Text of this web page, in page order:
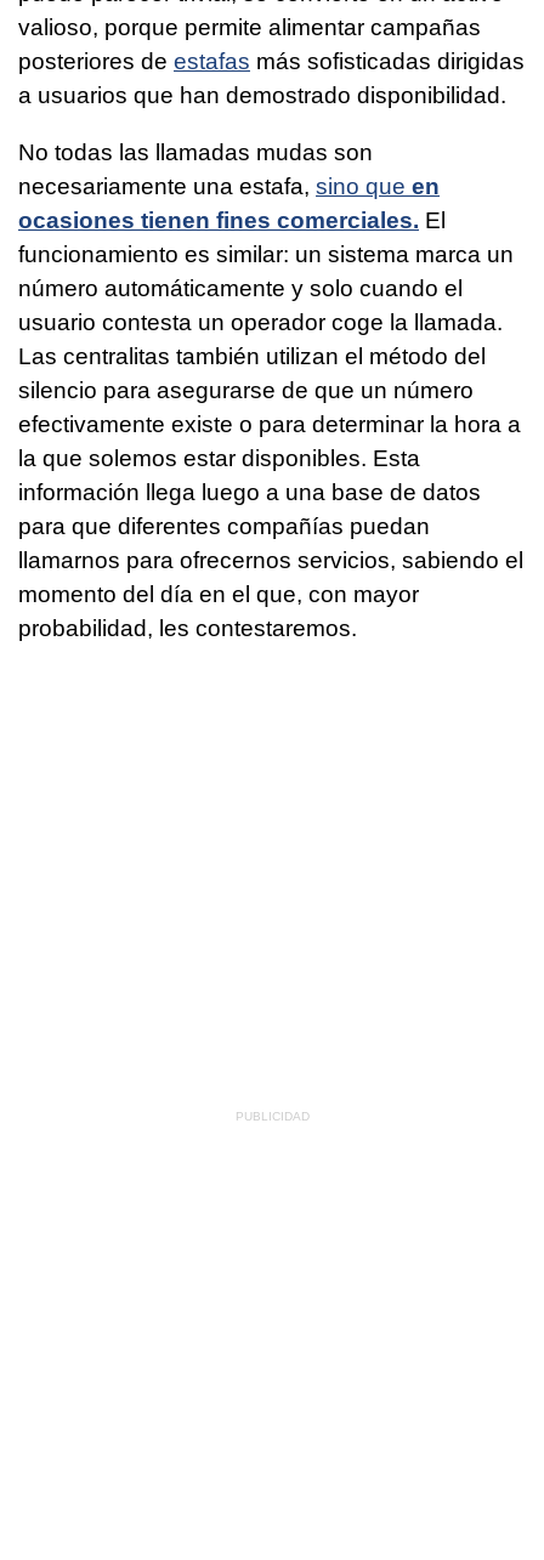
valioso, porque permite alimentar campañas
posteriores de estafas más sofisticadas dirigidas
a usuarios que han demostrado disponibilidad.
No todas las llamadas mudas son
necesariamente una estafa, sino que en
ocasiones tienen fines comerciales. El
funcionamiento es similar: un sistema marca un
número automáticamente y solo cuando el
usuario contesta un operador coge la llamada.
Las centralitas también utilizan el método del
silencio para asegurarse de que un número
efectivamente existe o para determinar la hora a
la que solemos estar disponibles. Esta
información llega luego a una base de datos
para que diferentes compañías puedan
llamarnos para ofrecernos servicios, sabiendo el
momento del día en el que, con mayor
probabilidad, les contestaremos.